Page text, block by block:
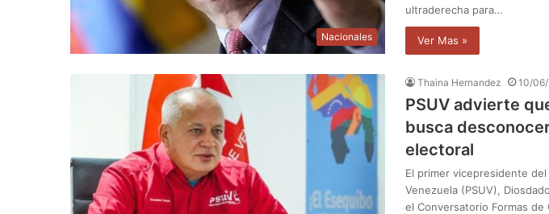
Nacionales
ultraderecha para…
Ver Mas »
Thaina Hernandez 10/
PSUV advierte
busca
electoral
El primer vicepresidente
Venezuela (PSUV),
el Conversatorio Formas de